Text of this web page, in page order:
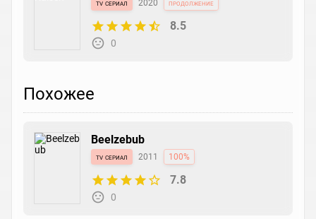
tv сериал 2020 продолжение
8.5
0
Похожее
Beelzebub
tv сериал 2011 100%
7.8
0